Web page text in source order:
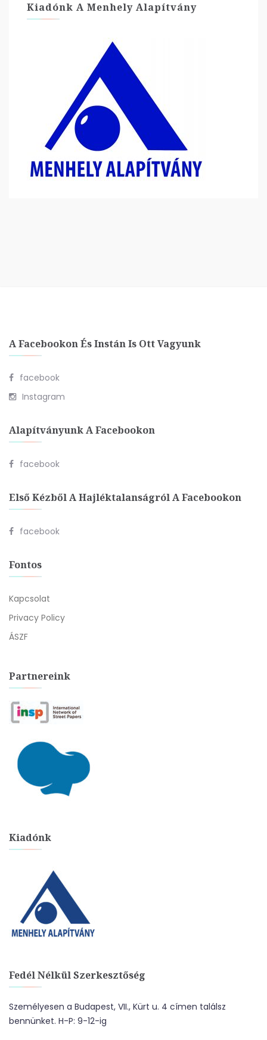
Kiadónk A Menhely Alapítvány
A Facebookon És Instán Is Ott Vagyunk
facebook
Instagram
Alapítványunk A Facebookon
facebook
Első Kézből A Hajléktalanságról A Facebookon
facebook
Fontos
Kapcsolat
Privacy Policy
ÁSZF
Partnereink
Kiadónk
Fedél Nélkül Szerkesztőség
Személyesen a Budapest, VII., Kürt u. 4 címen találsz
bennünket. H-P: 9-12-ig